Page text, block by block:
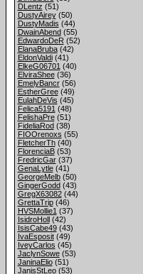
DLentz (51)
DustyAirey(50)
DustyMadis (44)
DwainAbend(55)
EdwardoDeR (52)
ElanaBruba(42)
EldonValdi(41)
ElkeG06701 (40)
ElviraShee(36)
EmelyBancr(56)
EstherGree(49)
EulahDeVis (45)
Felica5191 (48)
FelishaPre(51)
FideliaRod(38)
FIOOrenoxs (55)
FletcherTh(40)
FlorenciaB(53)
FredricGar(37)
GenaLytle(41)
GeorgeMelb(50)
GingerGodd(43)
GregX63082(44)
GrettaTrip(46)
HVSMollie1 (37)
IsidroHoll(42)
IsisCabe49(43)
IvaEsposit(49)
IveyCarlos (45)
JaclynSowe(53)
JaninaElio(51)
JanisStLeo(53)